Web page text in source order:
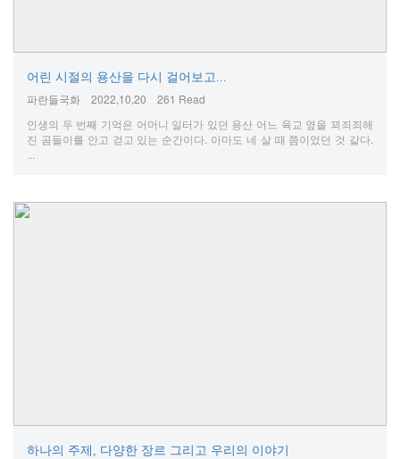
어린 시절의 용산을 다시 걸어보고...
파란들국화 2022,10,20
261 Read
인생의 두 번째 기억은 어머니 일터가 있던 용산 어느 육교 옆을 꾀죄죄해
진 곰들이를 안고 걷고 있는 순간이다. 아마도 네 살 때 쯤이었던 것 같다.
하나의 주제, 다양한 장르 그리고 우리의 이야기